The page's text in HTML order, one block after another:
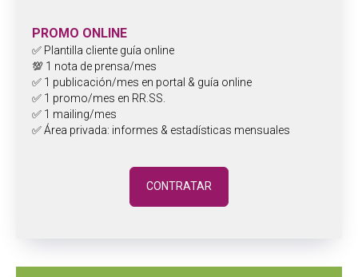
PROMO ONLINE
✅ Plantilla cliente guía online
💯 1 nota de prensa/mes
✅ 1 publicación/mes en portal & guía online
✅ 1 promo/mes en RR.SS.
✅ 1 mailing/mes
✅ Área privada: informes & estadísticas mensuales
CONTRATAR